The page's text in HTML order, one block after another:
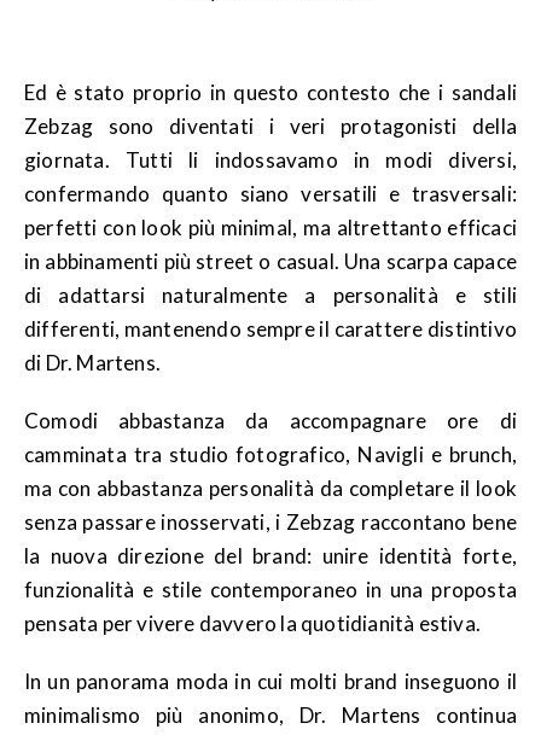
Ed è stato proprio in questo contesto che i sandali
Zebzag sono diventati i veri protagonisti della
giornata. Tutti li indossavamo in modi diversi,
confermando quanto siano versatili e trasversali:
perfetti con look più minimal, ma altrettanto efficaci
in abbinamenti più street o casual. Una scarpa capace
di adattarsi naturalmente a personalità e stili
differenti, mantenendo sempre il carattere distintivo
di Dr. Martens.
Comodi abbastanza da accompagnare ore di
camminata tra studio fotografico, Navigli e brunch,
ma con abbastanza personalità da completare il look
senza passare inosservati, i Zebzag raccontano bene
la nuova direzione del brand: unire identità forte,
funzionalità e stile contemporaneo in una proposta
pensata per vivere davvero la quotidianità estiva.
In un panorama moda in cui molti brand inseguono il
minimalismo più anonimo, Dr. Martens continua